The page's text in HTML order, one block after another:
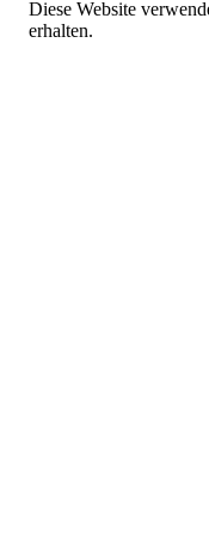
Diese Website
erhalten.